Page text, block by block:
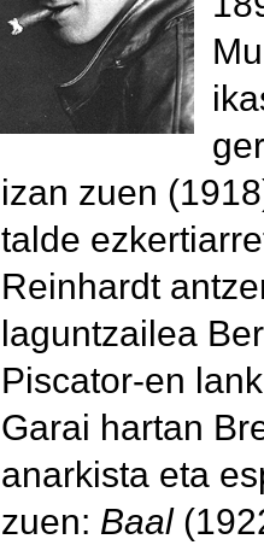
izan zuen
talde
Reinhardt
laguntzailea
Piscator-en
Garai hartan
anarkista eta
zuen: Baal